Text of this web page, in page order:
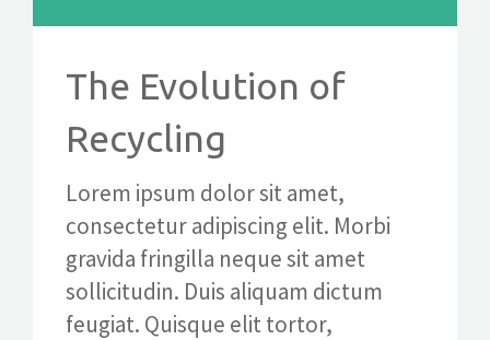
The Evolution of
Recycling
Lorem ipsum dolor sit amet,
consectetur adipiscing elit. Morbi
gravida fringilla neque sit amet
sollicitudin. Duis aliquam dictum
feugiat. Quisque elit tortor,